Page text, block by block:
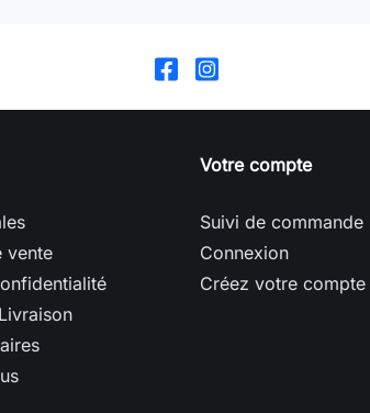
vente
Votre compte
Suivi de commande
Connexion
Créez votre compte